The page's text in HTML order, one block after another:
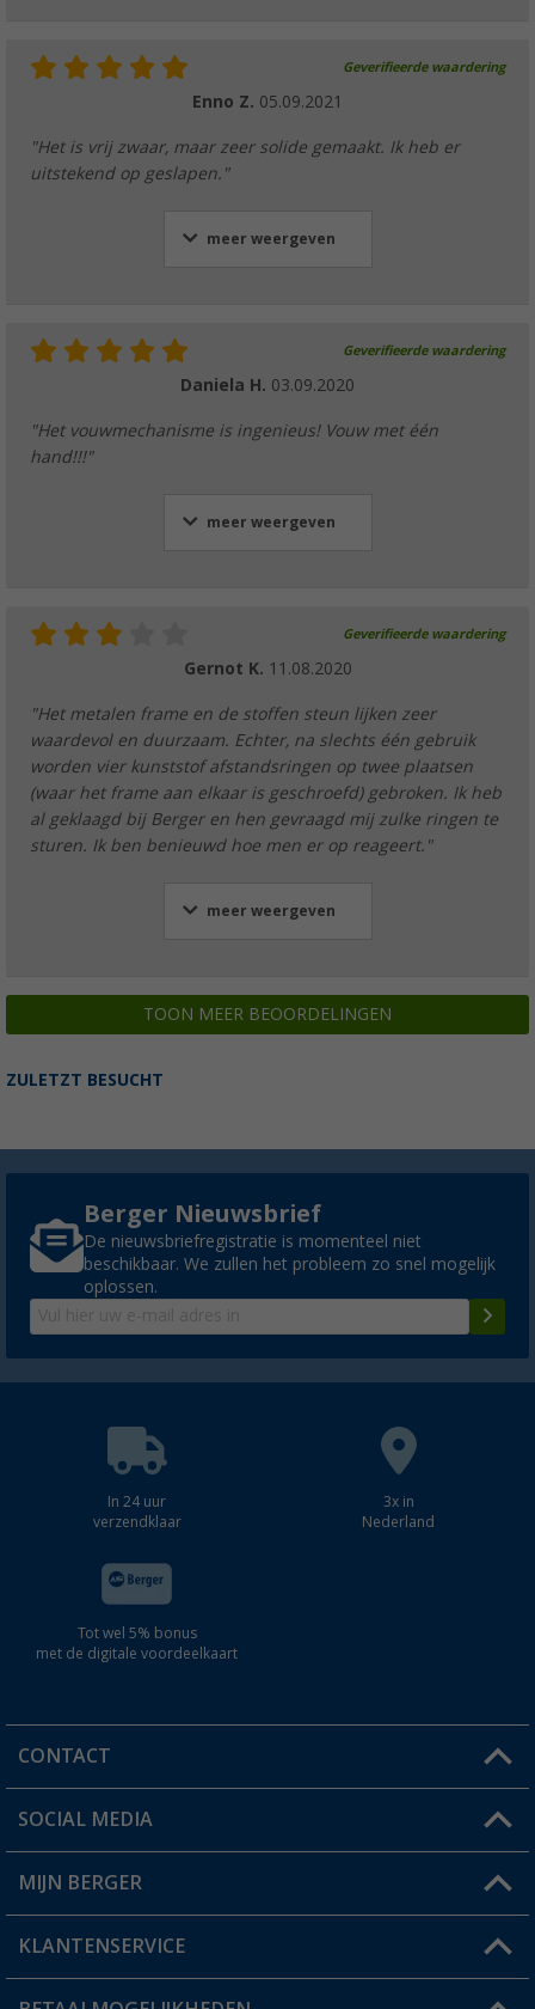
Geverifieerde waardering
Enno Z. 05.09.2021
"Het is vrij zwaar, maar zeer solide gemaakt. Ik heb er
uitstekend op geslapen."
meer weergeven
Geverifieerde waardering
Daniela H. 03.09.2020
"Het vouwmechanisme is ingenieus! Vouw met één
hand!!!"
meer weergeven
Geverifieerde waardering
Gernot K. 11.08.2020
"Het metalen frame en de stoffen steun lijken zeer
waardevol en duurzaam. Echter, na slechts één gebruik
worden vier kunststof afstandsringen op twee plaatsen
(waar het frame aan elkaar is geschroefd) gebroken. Ik heb
al geklaagd bij Berger en hen gevraagd mij zulke ringen te
sturen. Ik ben benieuwd hoe men er op reageert."
meer weergeven
TOON MEER BEOORDELINGEN
ZULETZT BESUCHT
Berger Nieuwsbrief
De nieuwsbriefregistratie is momenteel niet
beschikbaar. We zullen het probleem zo snel mogelijk
oplossen.
In 24 uur
verzendklaar
3x in
Nederland
Tot wel 5% bonus
met de digitale voordeelkaart
CONTACT
Een vraag?
Winkel vinden
SOCIAL MEDIA
MIJN BERGER
Mijn account
Status bestelling
KLANTENSERVICE